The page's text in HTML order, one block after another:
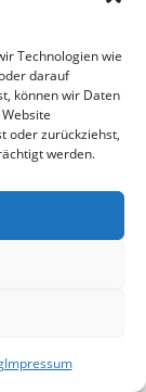
Technologien wie
darauf
können wir Daten
oder zurückziehst,
werden.
Impressum
an
über gutes
Ihre